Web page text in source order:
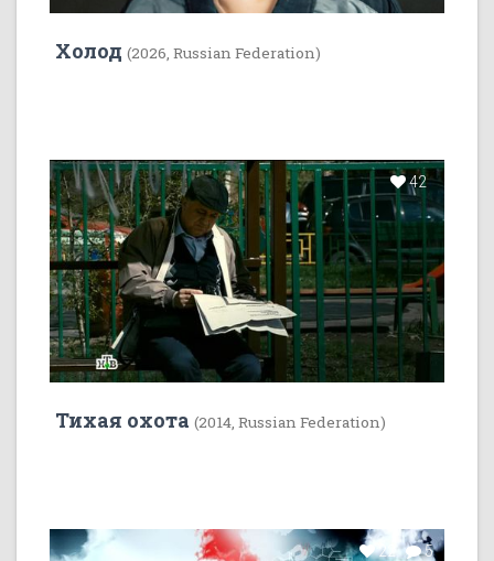
Холод (2026, Russian Federation)
42
Тихая охота (2014, Russian Federation)
22 5